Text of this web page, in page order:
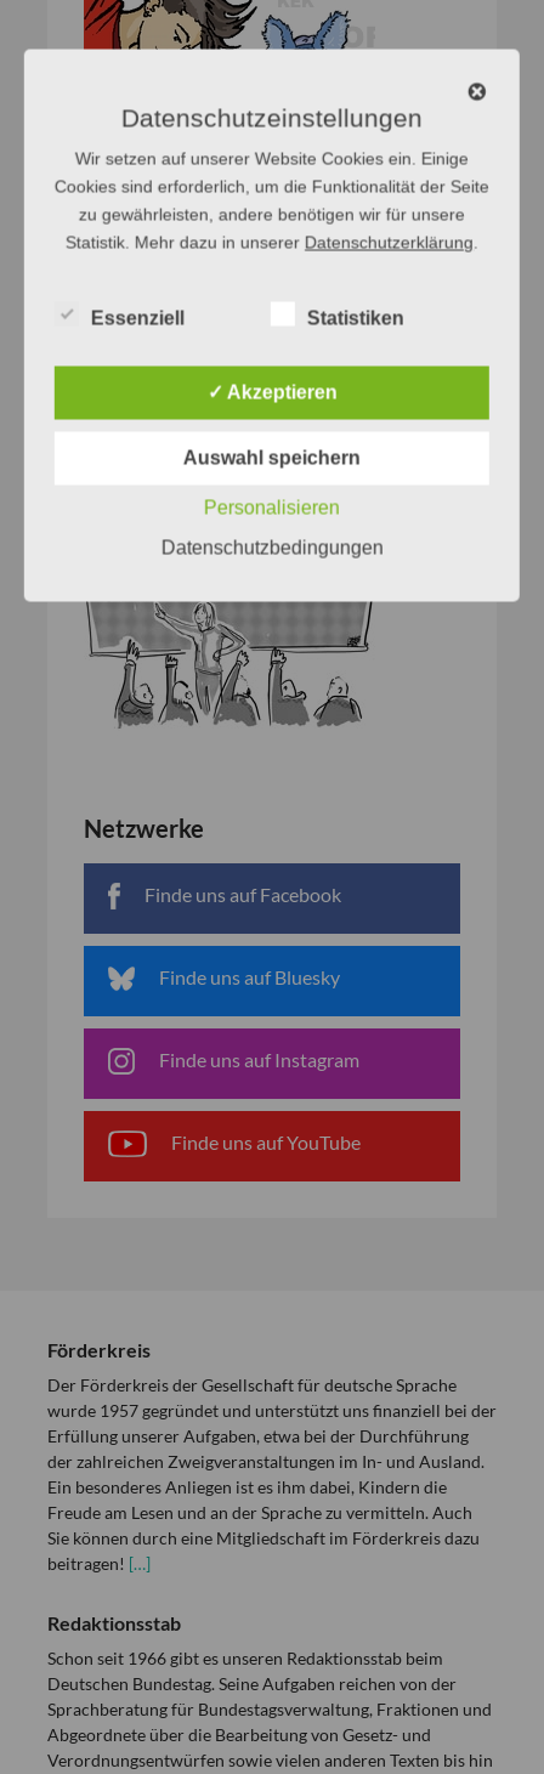
Netzwerke
Finde uns auf Facebook
Finde uns auf Bluesky
Finde uns auf Instagram
Finde uns auf YouTube
Förderkreis
Der Förderkreis der Gesellschaft für deutsche Sprache
wurde 1957 gegründet und unterstützt uns finanziell bei der
Erfüllung unserer Aufgaben, etwa bei der Durchführung
der zahlreichen Zweigveranstaltungen im In- und Ausland.
Ein besonderes Anliegen ist es ihm dabei, Kindern die
Freude am Lesen und an der Sprache zu vermitteln. Auch
Sie können durch eine Mitgliedschaft im Förderkreis dazu
beitragen! […]
Redaktionsstab
Schon seit 1966 gibt es unseren Redaktionsstab beim
Deutschen Bundestag. Seine Aufgaben reichen von der
Sprachberatung für Bundestagsverwaltung, Fraktionen und
Abgeordnete über die Bearbeitung von Gesetz- und
Verordnungsentwürfen sowie vielen anderen Texten bis hin
Datenschutzeinstellungen
Wir setzen auf unserer Website Cookies ein. Einige
Cookies sind erforderlich, um die Funktionalität der Seite
zu gewährleisten, andere benötigen wir für unsere
Statistik. Mehr dazu in unserer Datenschutzerklärung.
Essenziell Statistiken
✓ Akzeptieren
Auswahl speichern
Personalisieren
Datenschutzbedingungen